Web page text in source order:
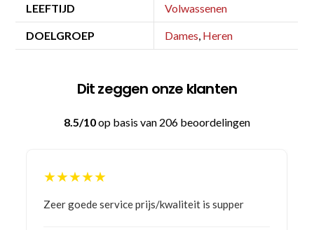
LEEFTIJD Volwassenen
DOELGROEP Dames Heren
Dit zeggen onze klanten
8.5/10op basis van 206 beoordelingen
★★★★★
Bestelling gedaan vanwege goede prijzen en